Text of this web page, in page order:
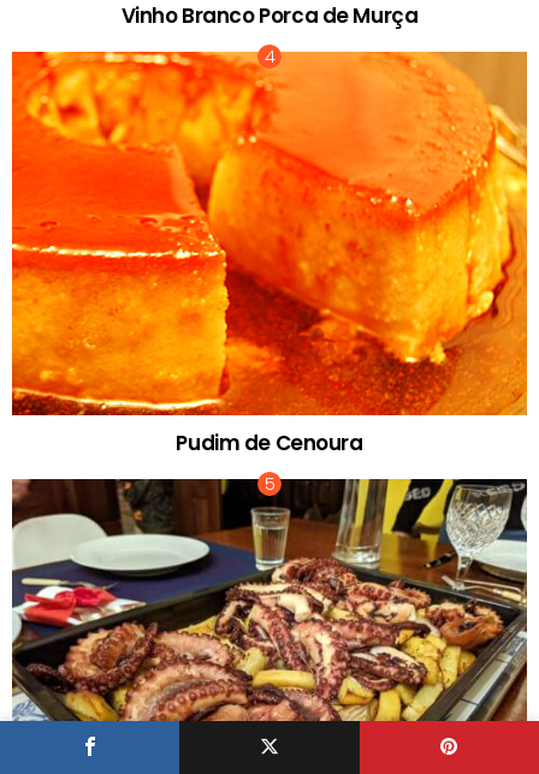
Vinho Branco Porca de Murça
Pudim de Cenoura